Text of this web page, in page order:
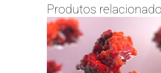
Produtos